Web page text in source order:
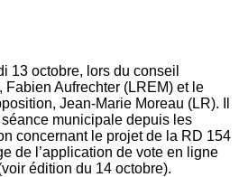
13 octobre, lors du conseil
Fabien Aufrechter (LREM) et le
Jean-Marie Moreau (LR). Il
municipale depuis les
concernant le projet de la RD 154
de l’application de vote en ligne
édition du 14 octobre).